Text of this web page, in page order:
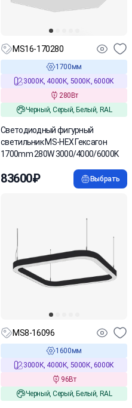
MS16-170280
1700мм
3000К, 4000К, 5000К, 6000К
280Вт
Черный, Серый, Белый, RAL
Cветодиодный фигурный
светильник MS-HEX Гексагон
1700mm 280W 3000/4000/6000K
83600₽ Выбрать
MS8-16096
1600мм
3000К, 4000К, 5000К, 6000К
96Вт
Черный, Серый, Белый, RAL